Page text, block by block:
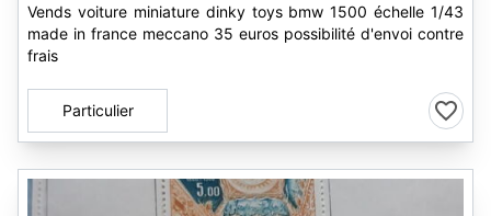
Vends voiture miniature dinky toys bmw 1500 échelle 1/43
made in france meccano 35 euros possibilité d'envoi contre
frais
Particulier